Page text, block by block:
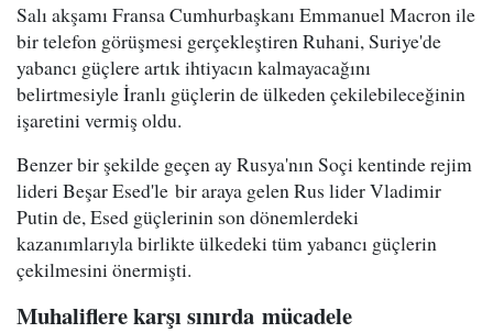
Salı akşamı Fransa Cumhurbaşkanı Emmanuel Macron ile
bir telefon görüşmesi gerçekleştiren Ruhani, Suriye'de
yabancı güçlere artık ihtiyacın kalmayacağını
belirtmesiyle İranlı güçlerin de ülkeden çekilebileceğinin
işaretini vermiş oldu.
Benzer bir şekilde geçen ay Rusya'nın Soçi kentinde rejim
lideri Beşar Esed'le bir araya gelen Rus lider Vladimir
Putin de, Esed güçlerinin son dönemlerdeki
kazanımlarıyla birlikte ülkedeki tüm yabancı güçlerin
çekilmesini önermişti.
Muhaliflere karşı sınırda mücadele